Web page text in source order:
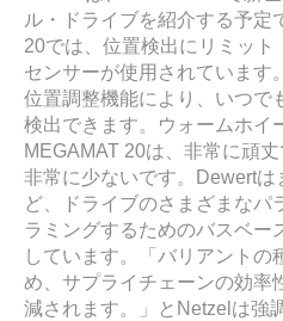
ル・ドライブを紹介する予定
20では、位置検出にリミッ
センサーが使用されています
位置調整機能により、いつで
検出できます。ウォームホイ
MEGAMAT 20は、非常に頑
非常に少ないです。Dewert
ど、ドライブのさまざまなパ
ラミングするためのバスベー
しています。「バリアントの
め、サプライチェーンの効率
減されます。」とNetzelは強